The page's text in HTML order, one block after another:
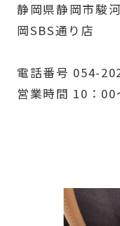
静岡県静岡市駿
岡SBS通り店
電話番号 054-
営業時間 10：00